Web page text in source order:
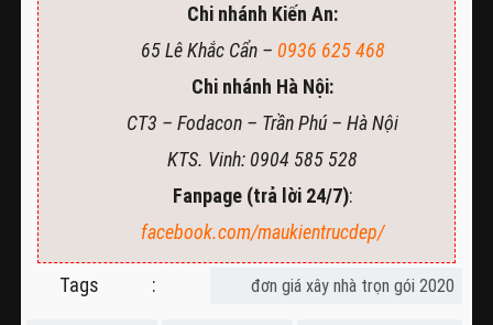
Chi nhánh Kiến An:
65 Lê Khắc Cẩn – 0936 625 468
Chi nhánh Hà Nội:
CT3 – Fodacon – Trần Phú – Hà Nội
KTS. Vinh: 0904 585 528
Fanpage (trả lời 24/7):
facebook.com/maukientrucdep/
Tags : đơn giá xây nhà trọn gói 2020